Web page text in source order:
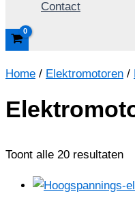
Contact
Home / Elektromotoren /
Toont alle 20 resultaten